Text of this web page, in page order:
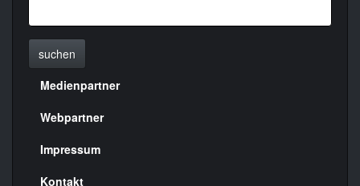
suchen
Menülinks
rechte
Seite
Medienpartner
Webpartner
Impressum
Kontakt